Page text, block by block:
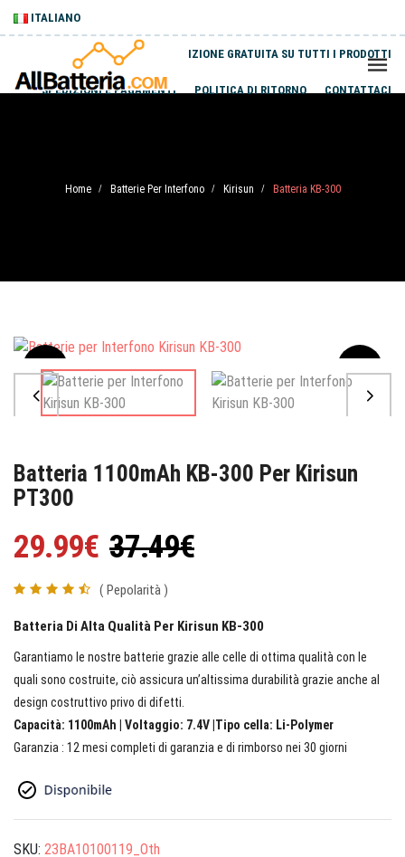
ITALIANO
SPEDIZIONE GRATUITA SU TUTTI I PRODOTTI
SPEDIZIONI E PAGAMENTI POLITICA DI RITORNO CONTATTACI
Home / Batterie Per Interfono / Kirisun / Batteria KB-300
Sale
Batteria 1100mAh KB-300 Per Kirisun
PT300
29.99€ 37.49€
( Pepolarità )
Batteria Di Alta Qualità Per Kirisun KB-300
Garantiamo le nostre batterie grazie alle celle di ottima qualità con le
quali sono costruite, ciò assicura un’altissima durabilità grazie anche al
design costruttivo privo di difetti.
Capacità: 1100mAh | Voltaggio: 7.4V |Tipo cella: Li-Polymer
Garanzia : 12 mesi completi di garanzia e di rimborso nei 30 giorni
SKU: 23BA10100119_Oth